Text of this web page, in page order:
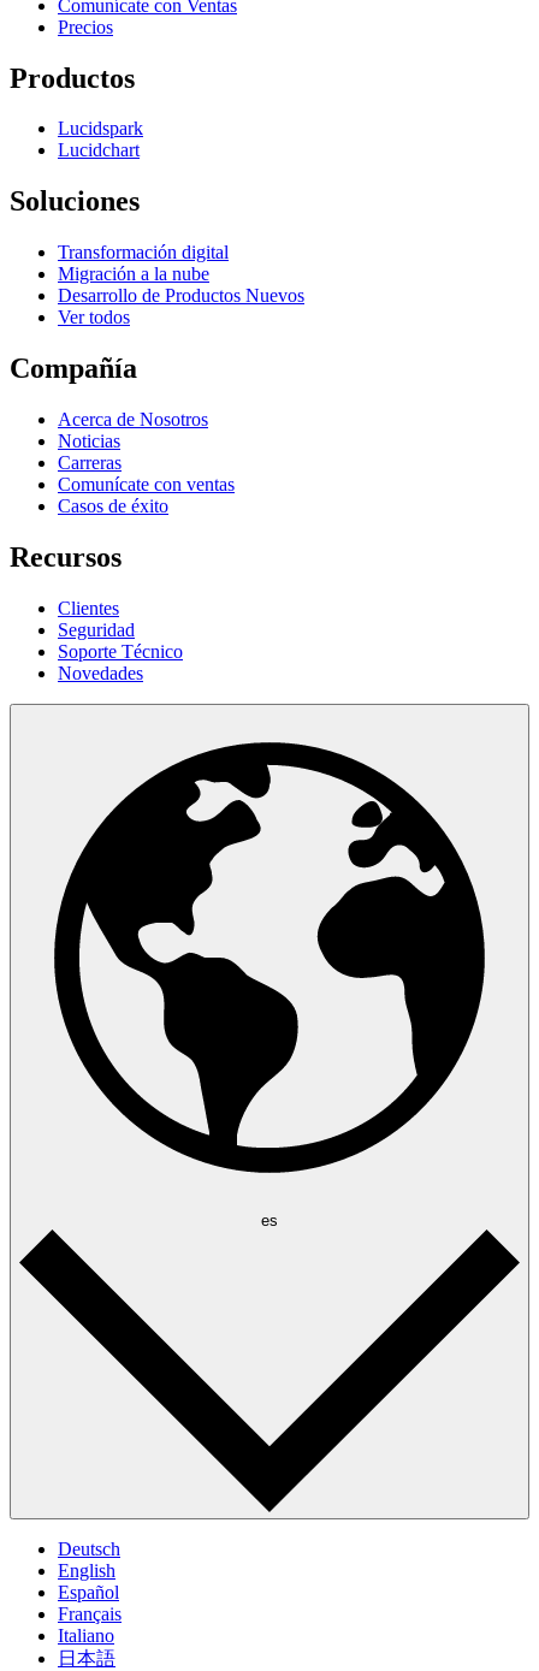
Comunícate con Ventas
Precios
Productos
Lucidspark
Lucidchart
Soluciones
Transformación digital
Migración a la nube
Desarrollo de Productos Nuevos
Ver todos
Compañía
Acerca de Nosotros
Noticias
Carreras
Comunícate con ventas
Casos de éxito
Recursos
Clientes
Seguridad
Soporte Técnico
Novedades
es
Deutsch
English
Español
Français
Italiano
日本語